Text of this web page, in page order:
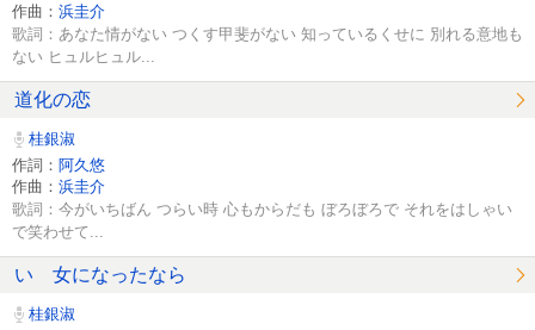
作曲： 浜圭介
歌詞：あなた情がない つくす甲斐がない 知っているくせに 別れる意地も
ない ヒュルヒュル...
道化の恋
桂銀淑
作詞： 阿久悠
作曲： 浜圭介
歌詞：今がいちばん つらい時 心もからだも ぼろぼろで それをはしゃい
で笑わせて...
いゝ女になったなら
桂銀淑